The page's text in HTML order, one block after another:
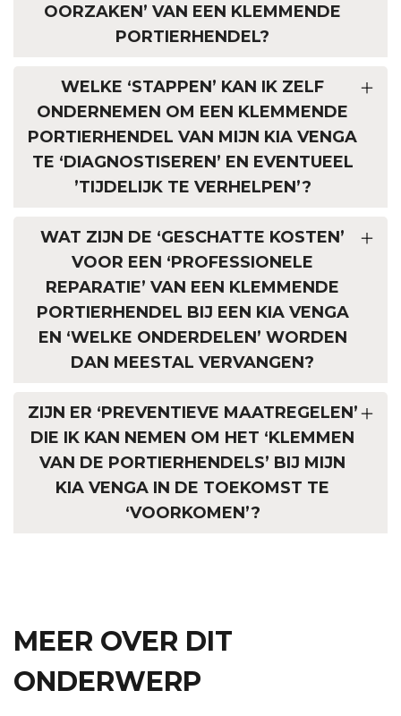
OORZAKEN’ VAN EEN KLEMMENDE
PORTIERHENDEL?
WELKE ‘STAPPEN’ KAN IK ZELF
ONDERNEMEN OM EEN KLEMMENDE
PORTIERHENDEL VAN MIJN KIA VENGA
TE ‘DIAGNOSTISEREN’ EN EVENTUEEL
’TIJDELIJK TE VERHELPEN’?
WAT ZIJN DE ‘GESCHATTE KOSTEN’
VOOR EEN ‘PROFESSIONELE
REPARATIE’ VAN EEN KLEMMENDE
PORTIERHENDEL BIJ EEN KIA VENGA
EN ‘WELKE ONDERDELEN’ WORDEN
DAN MEESTAL VERVANGEN?
ZIJN ER ‘PREVENTIEVE MAATREGELEN’
DIE IK KAN NEMEN OM HET ‘KLEMMEN
VAN DE PORTIERHENDELS’ BIJ MIJN
KIA VENGA IN DE TOEKOMST TE
‘VOORKOMEN’?
MEER OVER DIT
ONDERWERP